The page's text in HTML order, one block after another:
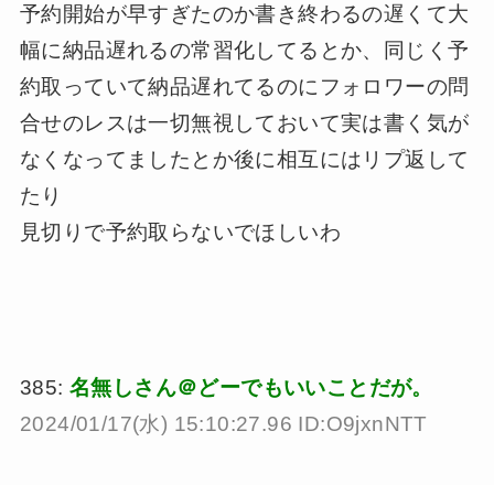
予約開始が早すぎたのか書き終わるの遅くて大
幅に納品遅れるの常習化してるとか、同じく予
約取っていて納品遅れてるのにフォロワーの問
合せのレスは一切無視しておいて実は書く気が
なくなってましたとか後に相互にはリプ返して
たり
見切りで予約取らないでほしいわ
385: 名無しさん＠どーでもいいことだが。
2024/01/17(水) 15:10:27.96 ID:O9jxnNTT